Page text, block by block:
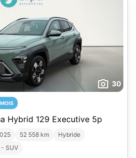
30
Hybrid 129 Executive 5p
52 558 km
Hybride
SUV